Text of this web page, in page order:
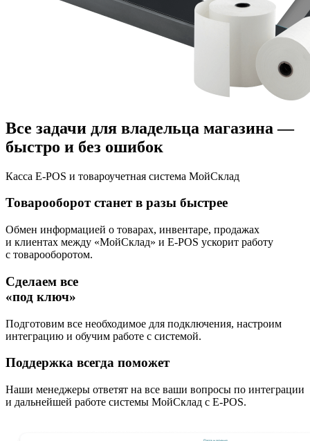
Все задачи для владельца магазина —
быстро и без ошибок
Касса E-POS и товароучетная система МойСклад
Товарооборот станет в разы быстрее
Обмен информацией о товарах, инвентаре, продажах
и клиентах между «МойСклад» и E-POS ускорит работу
с товарооборотом.
Сделаем все
«под ключ»
Подготовим все необходимое для подключения, настроим
интеграцию и обучим работе с системой.
Поддержка всегда поможет
Наши менеджеры ответят на все ваши вопросы по интеграции
и дальнейшей работе системы МойСклад с E-POS.